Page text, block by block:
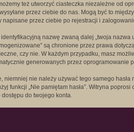
też utworzyć ciasteczka niezależne od
przez ciebie do nas. Mogą być to
napisane przez ciebie po rejestracji i
nazwę zwaną dalej „twoja nazwa
są chronione przez prawa
czy nie. W każdym przypadku, masz
generowanych przez oprogramowanie
niemniej nie należy używać tego samego
funkcji „Nie pamiętam hasła”. Witryna
do twojego konta.